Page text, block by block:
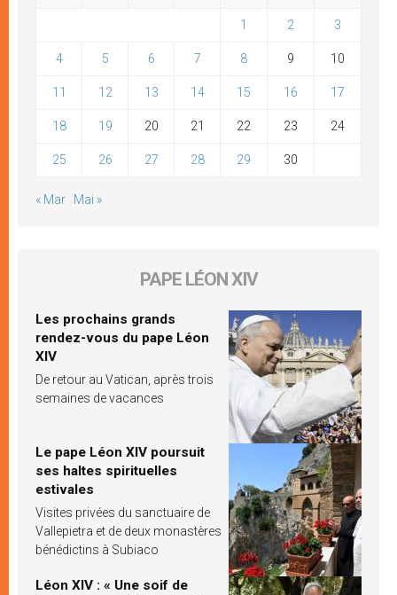
1 2 3
4 5 6 7 8 9 10
11 12 13 14 15 16 17
18 19 20 21 22 23 24
25 26 27 28 29 30
« Mar Mai »
PAPE LÉON XIV
Les prochains grands
rendez-vous du pape Léon
XIV
De retour au Vatican, après trois
semaines de vacances
Le pape Léon XIV poursuit
ses haltes spirituelles
estivales
Visites privées du sanctuaire de
Vallepietra et de deux monastères
bénédictins à Subiaco
Léon XIV : « Une soif de